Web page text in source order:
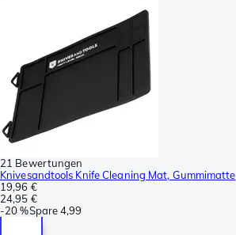
21 Bewertungen
Knivesandtools Knife Cleaning Mat, Gummimatte
19,96 €
24,95 €
-20 %Spare4,99